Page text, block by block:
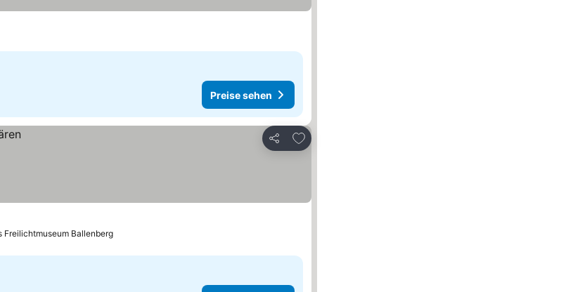
Preise sehen
Teilen
Zu Favoriten hinzufügen
Freilichtmuseum Ballenberg